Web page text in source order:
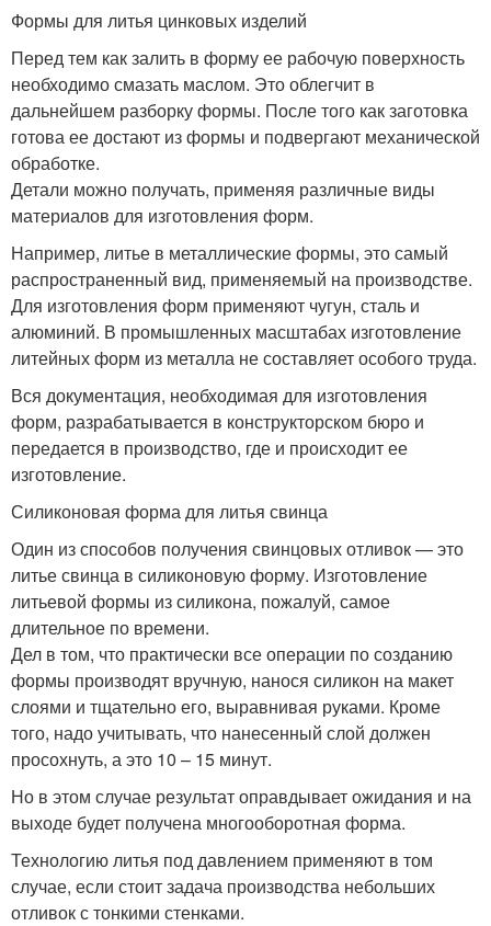
Формы для литья цинковых изделий
Перед тем как залить в форму ее рабочую поверхность
необходимо смазать маслом. Это облегчит в
дальнейшем разборку формы. После того как заготовка
готова ее достают из формы и подвергают механической
обработке.
Детали можно получать, применяя различные виды
материалов для изготовления форм.
Например, литье в металлические формы, это самый
распространенный вид, применяемый на производстве.
Для изготовления форм применяют чугун, сталь и
алюминий. В промышленных масштабах изготовление
литейных форм из металла не составляет особого труда.
Вся документация, необходимая для изготовления
форм, разрабатывается в конструкторском бюро и
передается в производство, где и происходит ее
изготовление.
Силиконовая форма для литья свинца
Один из способов получения свинцовых отливок — это
литье свинца в силиконовую форму. Изготовление
литьевой формы из силикона, пожалуй, самое
длительное по времени.
Дел в том, что практически все операции по созданию
формы производят вручную, нанося силикон на макет
слоями и тщательно его, выравнивая руками. Кроме
того, надо учитывать, что нанесенный слой должен
просохнуть, а это 10 – 15 минут.
Но в этом случае результат оправдывает ожидания и на
выходе будет получена многооборотная форма.
Технологию литья под давлением применяют в том
случае, если стоит задача производства небольших
отливок с тонкими стенками.